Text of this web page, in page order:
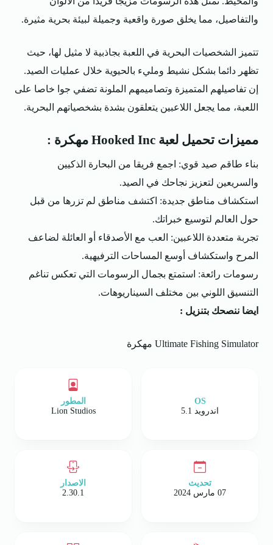
والتفاصيل، مما يخلق صورة واقعية وجميلة لبيئة بحرية مثيرة.
تتميز الشخصيات البحرية في اللعبة بجاذبية لا مثيل لها، حيث
تظهر دائما بشكل نشيط ومليء بالحيوية خلال عمليات الصيد.
إن تفاصيلهم المتميزة وتصاميمهم الملونة تضفي جوا خاصا على
اللعبة، مما يجعل اللاعبين يتعلقون بشدة بشخصياتهم البحرية.
مميزات تحميل لعبة Hooked Inc مهكرة :
بناء طاقم صيد قوي: اجمع فريقا من البحارة الذكيين
والسريعين لتعزيز نجاحك في الصيد.
استكشاف مناطق جديدة: اكتشف مناطق لم تزرها من قبل
حول العالم لتوسيع خبراتك.
تجربة متعددة اللاعبين: العب مع الأصدقاء أو العائلة لضاعف
المرح واستكشاف أوسع المساحات الترفيهية.
رسومات رائعة: استمتع بجمال الرسومات التي تعكس تناغم
التنسيق اللوني بين مختلف السيناريوهات.
ايضا ننصحك بتنزيل :
Ultimate Fishing Simulator مهكرة
المطور
Lion Studios
OS
اندرويد 5.1
الاصدار
2.30.1
تحديث
07 مارس 2024